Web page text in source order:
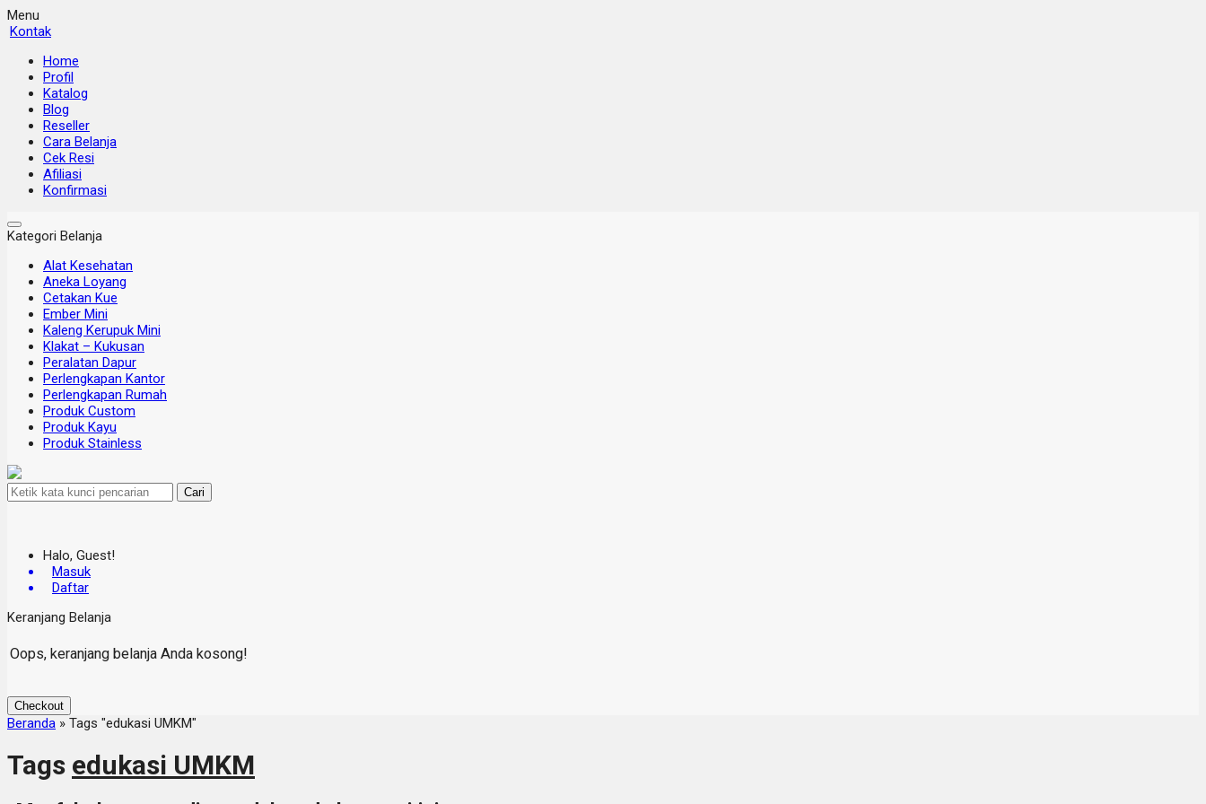
Menu
Kontak
Home
Profil
Katalog
Blog
Reseller
Cara Belanja
Cek Resi
Afiliasi
Konfirmasi
Kategori Belanja
Alat Kesehatan
Aneka Loyang
Cetakan Kue
Ember Mini
Kaleng Kerupuk Mini
Klakat – Kukusan
Peralatan Dapur
Perlengkapan Kantor
Perlengkapan Rumah
Produk Custom
Produk Kayu
Produk Stainless
Cari
Halo, Guest!
Masuk
Daftar
Keranjang Belanja
Oops, keranjang belanja Anda kosong!
Checkout
Beranda » Tags "edukasi UMKM"
Tags edukasi UMKM